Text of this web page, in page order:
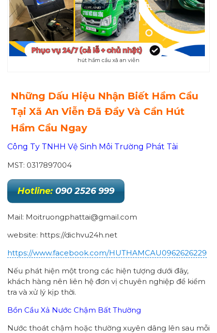
hút hầm cầu xã an viễn
Những Dấu Hiệu Nhận Biết Hầm Cầu
Tại Xã An Viễn Đã Đầy Và Cần Hút
Hầm Cầu Ngay
Công Ty TNHH Vệ Sinh Môi Trường Phát Tài
MST: 0317897004
Hotline: 090 2526 999
Mail: Moitruongphattai@gmail.com
website: https://dichvu24h.net
https://www.facebook.com/HUTHAMCAU0962626229
Nếu phát hiện một trong các hiện tượng dưới đây,
khách hàng nên liên hệ đơn vị chuyên nghiệp để kiểm
tra và xử lý kịp thời.
Bồn Cầu Xả Nước Chậm Bất Thường
Nước thoát chậm hoặc thường xuyên dâng lên sau mỗi